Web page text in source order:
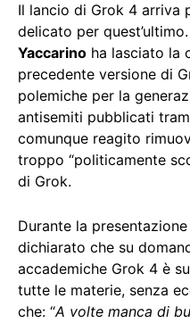
Il lancio di Grok 4 arriva
delicato per
Yaccarino ha lasciato la
precedente versione di
polemiche per la
antisemiti pubblicati
comunque reagito
troppo “politicamente
di Grok.
Durante la
dichiarato che su
accademiche Grok 4 è
tutte le materie, senza
che: “A volte manca di